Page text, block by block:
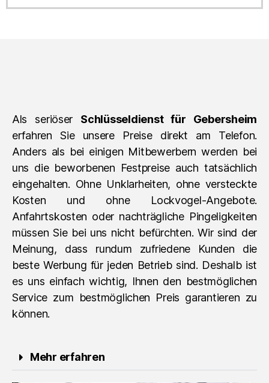
Als seriöser Schlüsseldienst für Gebersheim
erfahren Sie unsere Preise direkt am Telefon.
Anders als bei einigen Mitbewerbern werden bei
uns die beworbenen Festpreise auch tatsächlich
eingehalten. Ohne Unklarheiten, ohne versteckte
Kosten und ohne Lockvogel-Angebote.
Anfahrtskosten oder nachträgliche Pingeligkeiten
müssen Sie bei uns nicht befürchten. Wir sind der
Meinung, dass rundum zufriedene Kunden die
beste Werbung für jeden Betrieb sind. Deshalb ist
es uns einfach wichtig, Ihnen den bestmöglichen
Service zum bestmöglichen Preis garantieren zu
können.
Mehr erfahren